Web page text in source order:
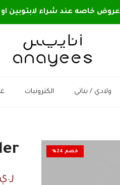
عروض خاصه عند شراء لابتوبين او
ولادي / بناتي الكترونيات
خصم 24%
ر.ي 49,000